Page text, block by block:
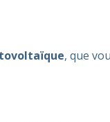
, que